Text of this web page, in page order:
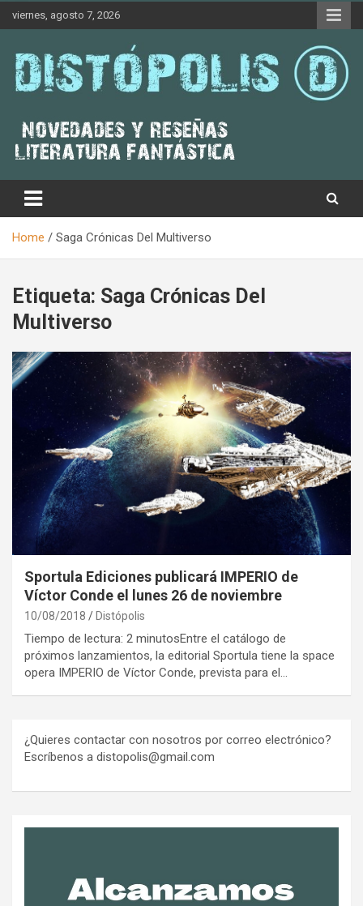
viernes, agosto 7, 2026
Distópolis
Home Saga Crónicas Del Multiverso
Etiqueta: Saga Crónicas Del
Multiverso
Sportula Ediciones publicará IMPERIO de
Víctor Conde el lunes 26 de noviembre
10/08/2018 Distópolis
Tiempo de lectura: 2 minutosEntre el catálogo de
próximos lanzamientos, la editorial Sportula tiene la space
opera IMPERIO de Víctor Conde, prevista para el…
¿Quieres contactar con nosotros por correo electrónico?
Escríbenos a distopolis@gmail.com